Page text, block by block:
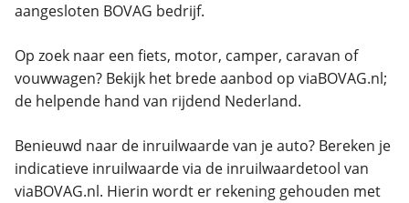
aangesloten BOVAG bedrijf.
Op zoek naar een fiets, motor, camper, caravan of
vouwwagen? Bekijk het brede aanbod op viaBOVAG.nl;
de helpende hand van rijdend Nederland.
Benieuwd naar de inruilwaarde van je auto? Bereken je
indicatieve inruilwaarde via de inruilwaardetool van
viaBOVAG.nl. Hierin wordt er rekening gehouden met